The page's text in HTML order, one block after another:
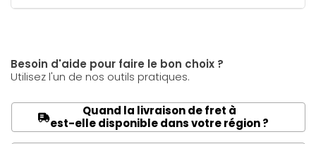
Besoin d'aide pour faire le bon choix ?
Utilisez l'un de nos outils pratiques.
Quand la livraison de fret à
est-elle disponible dans votre région ?